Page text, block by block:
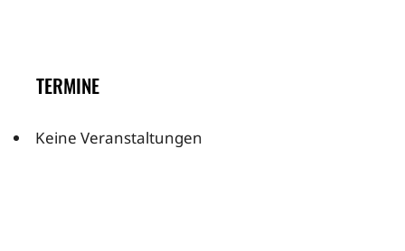
TERMINE
Keine Veranstaltungen